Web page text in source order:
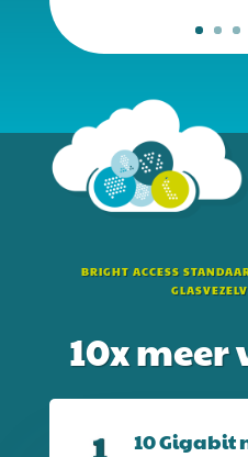
BRIGHT ACCESS
10x
10 Gigabit